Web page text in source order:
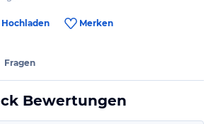
Hochladen Merken
Fragen
Bewertungen